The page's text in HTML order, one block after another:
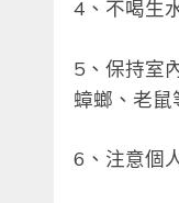
4、不喝生
5、保持室
蟑螂、老鼠
6、注意個